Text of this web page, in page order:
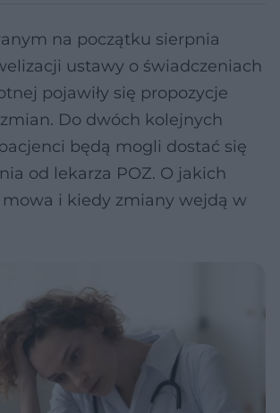
na początku sierpnia
ustawy o świadczeniach
pojawiły się propozycje
Do dwóch kolejnych
będą mogli dostać się
od lekarza POZ. O jakich
i kiedy zmiany wejdą w